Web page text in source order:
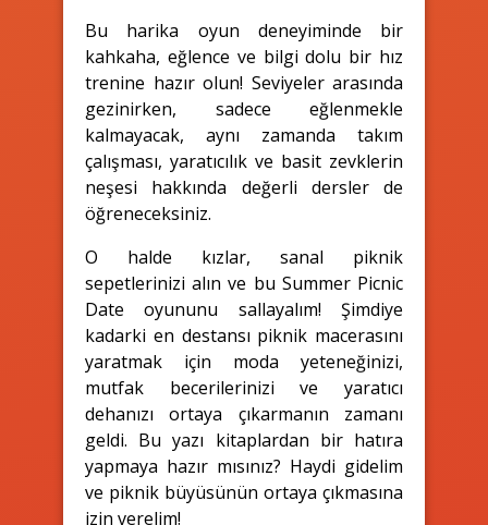
Bu harika oyun deneyiminde bir
kahkaha, eğlence ve bilgi dolu bir hız
trenine hazır olun! Seviyeler arasında
gezinirken, sadece eğlenmekle
kalmayacak, aynı zamanda takım
çalışması, yaratıcılık ve basit zevklerin
neşesi hakkında değerli dersler de
öğreneceksiniz.
O halde kızlar, sanal piknik
sepetlerinizi alın ve bu Summer Picnic
Date oyununu sallayalım! Şimdiye
kadarki en destansı piknik macerasını
yaratmak için moda yeteneğinizi,
mutfak becerilerinizi ve yaratıcı
dehanızı ortaya çıkarmanın zamanı
geldi. Bu yazı kitaplardan bir hatıra
yapmaya hazır mısınız? Haydi gidelim
ve piknik büyüsünün ortaya çıkmasına
izin verelim!